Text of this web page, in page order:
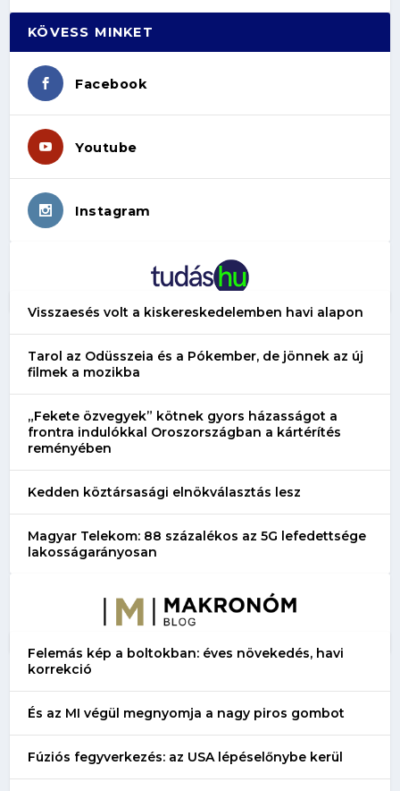
KÖVESS MINKET
Facebook
Youtube
Instagram
Visszaesés volt a kiskereskedelemben havi alapon
Tarol az Odüsszeia és a Pókember, de jönnek az új
filmek a mozikba
„Fekete özvegyek” kötnek gyors házasságot a
frontra indulókkal Oroszországban a kártérítés
reményében
Kedden köztársasági elnökválasztás lesz
Magyar Telekom: 88 százalékos az 5G lefedettsége
lakosságarányosan
Felemás kép a boltokban: éves növekedés, havi
korrekció
És az MI végül megnyomja a nagy piros gombot
Fúziós fegyverkezés: az USA lépéselőnybe kerül